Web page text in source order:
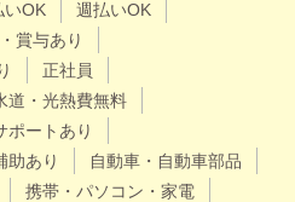
いOK
週払いOK
賞与あり
正社員
道・光熱費無料
ポートあり
助あり
自動車・自動車部品
携帯・パソコン・家電